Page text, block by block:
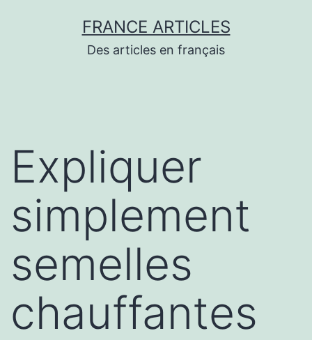
FRANCE ARTICLES
Des articles en français
Expliquer
simplement
semelles
chauffantes